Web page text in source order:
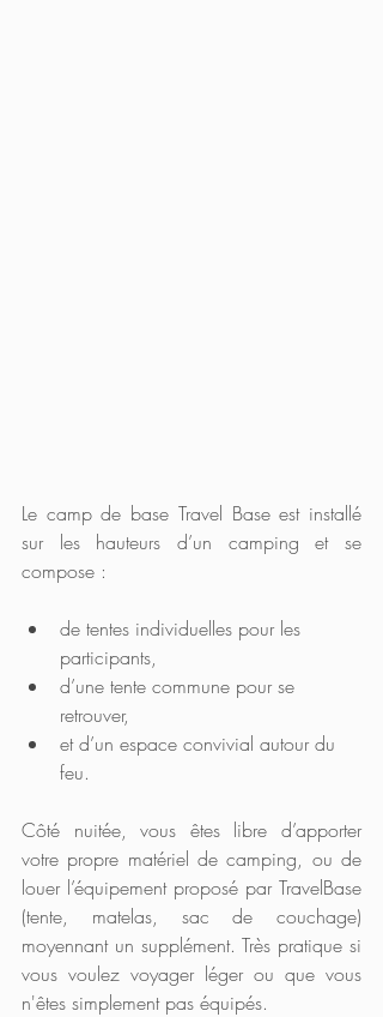
Le camp de base Travel Base est installé
sur les hauteurs d’un camping et se
compose :
de tentes individuelles pour les
participants,
d’une tente commune pour se
retrouver,
et d’un espace convivial autour du
feu.
Côté nuitée, vous êtes libre d’apporter
votre propre matériel de camping, ou de
louer l’équipement proposé par TravelBase
(tente, matelas, sac de couchage)
moyennant un supplément. Très pratique si
vous voulez voyager léger ou que vous
n'êtes simplement pas équipés.